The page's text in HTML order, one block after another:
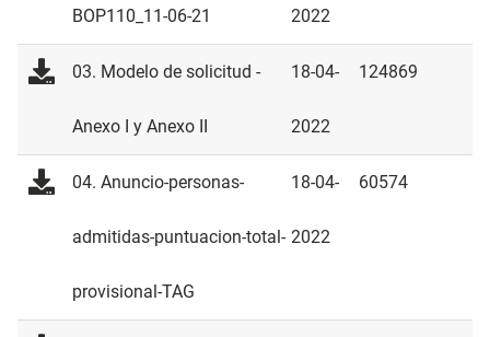
BOP110_11-06-21 2022
03. Modelo de solicitud -
Anexo I y Anexo II
18-04-
2022
124869
04. Anuncio-personas-
admitidas-puntuacion-total-
provisional-TAG
18-04-
2022
60574